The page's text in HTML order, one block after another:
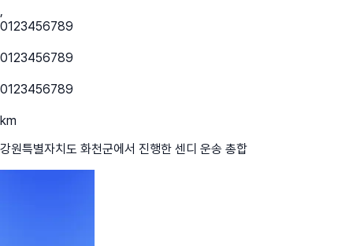
,
0123456789
0123456789
0123456789
km
강원특별자치도 화천군에서 진행한 센디 운송 총합